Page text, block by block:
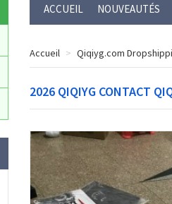
ACCUEIL NOUVEAUTÉS
Accueil Qiqiyg.com
2026 QIQIYG CONTACT